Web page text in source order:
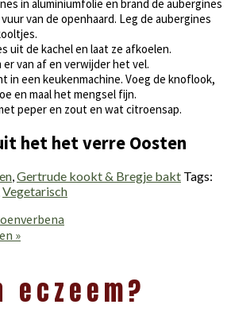
in aluminiumfolie en brand de aubergines
van de openhaard. Leg de aubergines
uit de kachel en laat ze afkoelen.
er van af en verwijder het vel.
in een keukenmachine. Voeg de knoflook,
en maal het mengsel fijn.
peper en zout en wat citroensap.
het het verre Oosten
,Gertrude kookt & Bregje bakt Tags:
Vegetarisch
»
eczeem?